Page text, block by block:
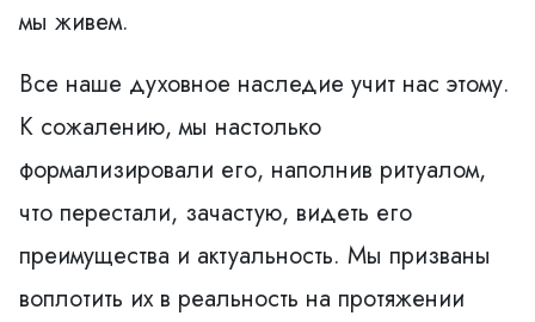
мы живем.
Все наше духовное наследие учит нас этому.
К сожалению, мы настолько
формализировали его, наполнив ритуалом,
что перестали, зачастую, видеть его
преимущества и актуальность. Мы призваны
воплотить их в реальность на протяжении